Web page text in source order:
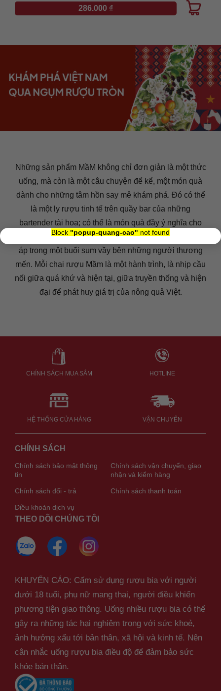
Block "popup-quang-cao" not found ×
286.000 ₫
Những sản phẩm MầM không chỉ đơn giản là một thức
uống, mà còn là một câu chuyện để kể, một món quà
dành cho những tâm hồn say mê khám phá. Đó có thể
là một ly rượu tinh tế trên quầy bar của những
bartender tài hoa; có thể là món quà đầy ý nghĩa cho
du khách phương xa, hay đơn giản là chút dư vị ấm
áp trong một buổi sum vầy bên những người thương
mến. Mỗi chai rượu Mầm là một hành trình, là nhịp cầu
nối giữa quá khứ và hiện tại, giữa truyền thống và hiện
đại để phát huy giá trị của nông quả Việt.
CHÍNH SÁCH MUA SẮM HOTLINE
HỆ THỐNG CỬA HÀNG VẬN CHUYỂN
CHÍNH SÁCH
Chính sách bảo mật thông
tin
Chính sách vận chuyển, giao
nhận và kiểm hàng
Chính sách đổi - trả Chính sách thanh toán
Điều khoản dịch vụ
THEO DÕI CHÚNG TÔI
KHUYẾN CÁO: Cấm sử dụng rượu bia với người
dưới 18 tuổi, phụ nữ mang thai, người điều khiển
phương tiện giao thông. Uống nhiều rượu bia có thể
gây ra những tác hại nghiêm trọng với sức khoẻ,
ảnh hưởng xấu tới bản thân, xã hội và kinh tế. Nên
cân nhắc uống rượu bia điều độ để đảm bảo sức
khỏe bản thân.